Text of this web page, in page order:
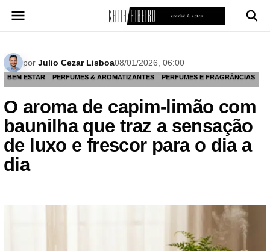
para
por Julio Cezar Lisboa08/01/2026, 06:00
BEM ESTAR PERFUMES & AROMATIZANTES PERFUMES E FRAGRÂNCIAS
O aroma de capim-limão com
baunilha que traz a sensação
de luxo e frescor para o dia a
dia